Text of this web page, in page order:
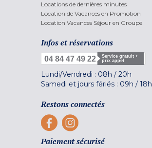
Locations de dernières minutes
Location de Vacances en Promotion
Location Vacances Séjour en Groupe
Infos et réservations
04 84 47 49 22
Service gratuit +
prix appel
Lundi/Vendredi : 08h / 20h
Samedi et jours fériés : 09h / 18h
Restons connectés
Paiement sécurisé